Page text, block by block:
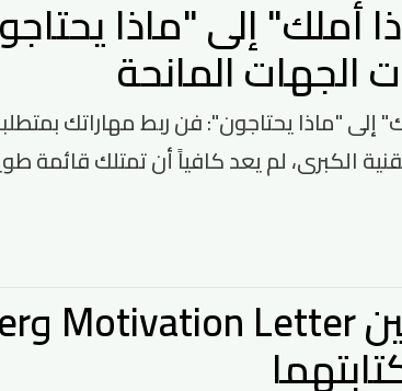
أملك" إلى "ماذا
الجهات المانحة
إلى "ماذا يحتاجون": فن ربط مهاراتك
الكبرى، لم يعد كافياً أن تمتلك